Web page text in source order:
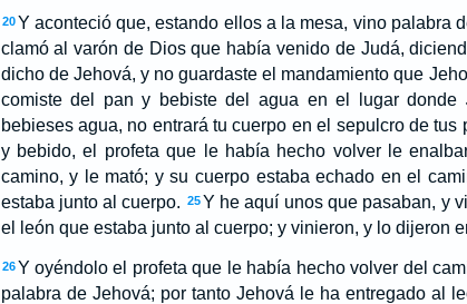
20 Y aconteció que, estando ellos a la mesa, vino palabra
clamó al varón de Dios que había venido de Judá,
dicho de Jehová, y no guardaste el mandamiento que
comiste del pan y bebiste del agua en el lugar donde
bebieses agua, no entrará tu cuerpo en el sepulcro de tus
y bebido, el profeta que le había hecho volver le
camino, y le mató; y su cuerpo estaba echado en el
estaba junto al cuerpo. 25Y he aquí unos que pasaban, y
el león que estaba junto al cuerpo; y vinieron, y lo dijeron
26 Y oyéndolo el profeta que le había hecho volver del
palabra de Jehová; por tanto Jehová le ha entregado al